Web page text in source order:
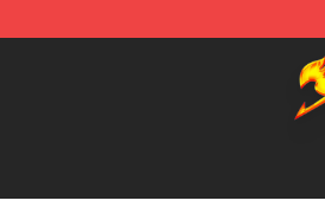
Fairy Tail Store - Official